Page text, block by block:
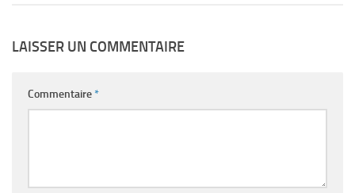
LAISSER UN COMMENTAIRE
Commentaire*